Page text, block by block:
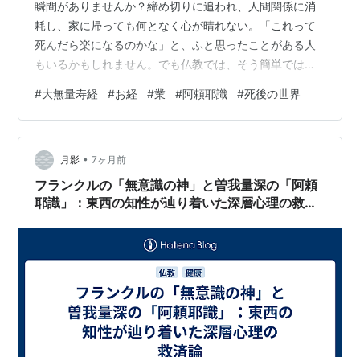
瞬間がありませんか？締め切りに追われ、人間関係に消
耗し、家に帰っても何となく心が晴れない。「これって
死んだら楽になるのかな」と、ふと思ったことがある人
もいるかもしれません。でも仏教では、そう簡単ではな
は、こんな言葉があります。 「苦より苦に入り、冥より
冥に入る（従苦入苦 従冥入冥）」 現在苦しんでいるな
ら、死んだ途端に素晴らしい世界が待っているというこ
とはないというのです。今の延長がそのまま続いてい
く、これが仏教の見方です。 貯金をコツコツ積み上げて
いる人は、将来が少しずつ明るくなっていきます。…
#大無量寿経 #お経 #業 #阿頼耶識 #死後の世界
月影 • 7ヶ月前
フランクルの「無意識の神」と曽我量深の「阿頼
耶識」：東西の知性が辿り着いた深層心理の救済